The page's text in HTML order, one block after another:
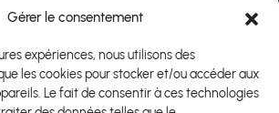
Gérer le consentement
expériences, nous utilisons des
les cookies pour stocker et/ou accéder aux
Le fait de consentir à ces technologies
application